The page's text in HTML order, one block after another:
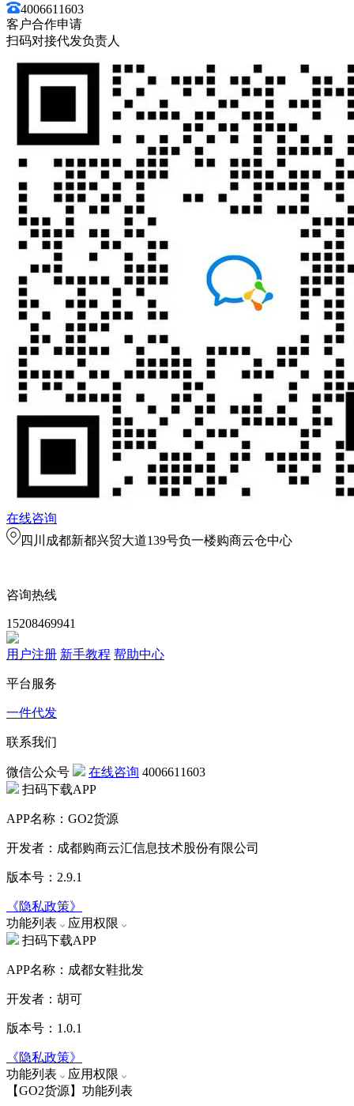
4006611603
客户合作申请
扫码对接代发负责人
在线咨询
四川成都新都兴贸大道139号负一楼购商云仓中心
咨询热线
15208469941
用户注册 新手教程 帮助中心
平台服务
一件代发
联系我们
微信公众号 在线咨询 4006611603
扫码下载APP
APP名称：GO2货源
开发者：成都购商云汇信息技术股份有限公司
版本号：2.9.1
《隐私政策》
功能列表
应用权限
扫码下载APP
APP名称：成都女鞋批发
开发者：胡可
版本号：1.0.1
《隐私政策》
功能列表
应用权限
【GO2货源】功能列表